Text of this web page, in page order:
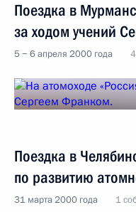
Поездка в
за ходом учений
5 − 6 апреля 2000 года
Поездка в
по развитию
31 марта 2000 года 1